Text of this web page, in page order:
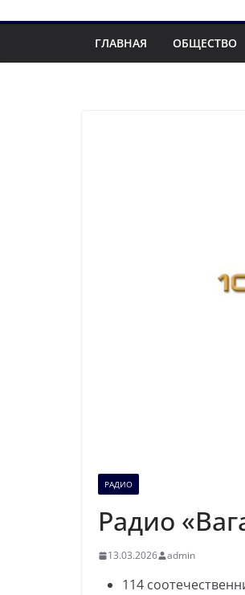
ГЛАВНАЯ ОБЩЕСТВО
РАДИО
Радио
13.03.2026 admin
114